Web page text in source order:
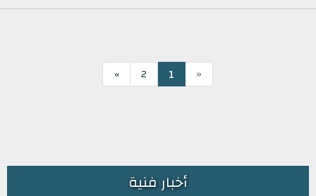
«
1
2
»
أخبار فنية